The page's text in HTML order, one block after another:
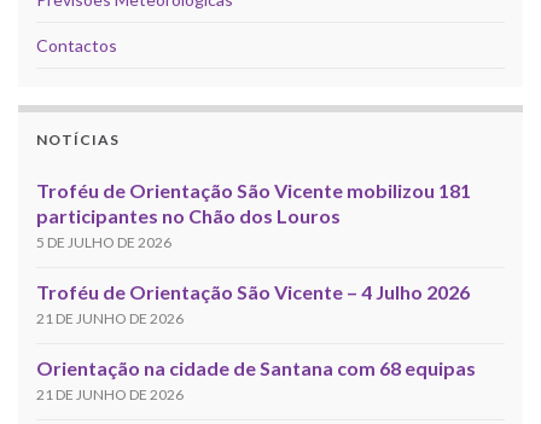
Contactos
NOTÍCIAS
Troféu de Orientação São Vicente mobilizou 181
participantes no Chão dos Louros
5 DE JULHO DE 2026
Troféu de Orientação São Vicente – 4 Julho 2026
21 DE JUNHO DE 2026
Orientação na cidade de Santana com 68 equipas
21 DE JUNHO DE 2026